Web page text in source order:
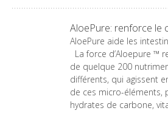
AloePure: renforce le
AloePure aide les
La force d’Aloepure ™
de quelque 200
différents, qui agissent
de ces micro-éléments,
hydrates de carbone,